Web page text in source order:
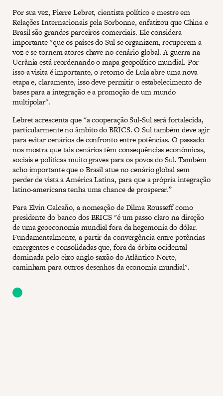
Por sua vez, Pierre Lebret, cientista político e mestre em
Relações Internacionais pela Sorbonne, enfatizou que China e
Brasil são grandes parceiros comerciais. Ele considera
importante "que os países do Sul se organizem, recuperem a
voz e se tornem atores chave no cenário global. A guerra na
Ucrânia está reordenando o mapa geopolítico mundial. Por
isso a visita é importante, o retorno de Lula abre uma nova
etapa e, claramente, isso deve permitir o estabelecimento de
bases para a integração e a promoção de um mundo
multipolar".
Lebret acrescenta que "a cooperação Sul-Sul será fortalecida,
particularmente no âmbito do BRICS. O Sul também deve agir
para evitar cenários de confronto entre potências. O passado
nos mostra que tais cenários têm consequências econômicas,
sociais e políticas muito graves para os povos do Sul. Também
acho importante que o Brasil atue no cenário global sem
perder de vista a América Latina, para que a própria integração
latino-americana tenha uma chance de prosperar.”
Para Elvin Calcaño, a nomeação de Dilma Rousseff como
presidente do banco dos BRICS "é um passo claro na direção
de uma geoeconomia mundial fora da hegemonia do dólar.
Fundamentalmente, a partir da convergência entre potências
emergentes e consolidadas que, fora da órbita ocidental
dominada pelo eixo anglo-saxão do Atlântico Norte,
caminham para outros desenhos da economia mundial".